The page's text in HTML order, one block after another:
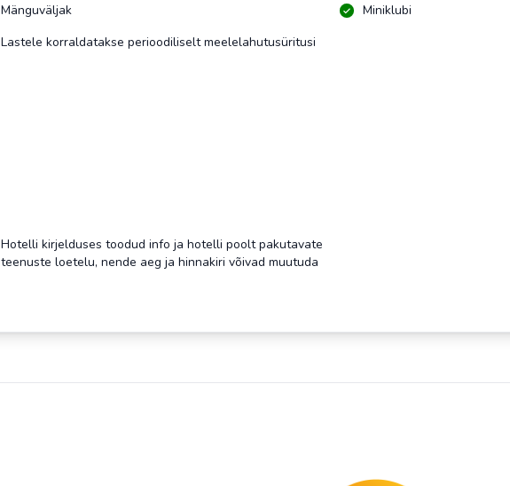
Mänguväljak
Miniklubi
Lastele korraldatakse perioodiliselt meelelahutusüritusi
Hotelli kirjelduses toodud info ja hotelli poolt pakutavate
teenuste loetelu, nende aeg ja hinnakiri võivad muutuda